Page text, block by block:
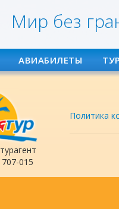
Мир без
АВИАБИЛЕТЫ
015
Политика